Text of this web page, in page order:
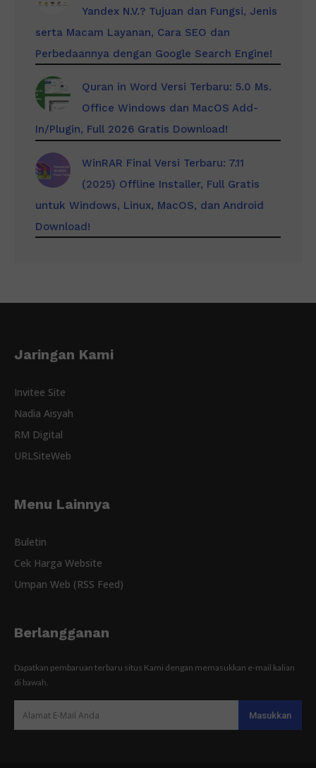
Yandex N.V.? Tujuan dan Fungsi, Jenis
serta Macam Layanan, Cara SEO dan
Perbedaannya dengan Google Search Engine!
Quran in Word Versi Terbaru: 5.0 Ms.
Office Windows dan MacOS Add-
In/Plugin, Full 2026 Gratis Download!
WinRAR Final Versi Terbaru: 7.11
(2025) Offline Installer, Full Gratis
untuk Windows, Linux, MacOS, dan Android
Download!
Jaringan Kami
Invitee Site
Nadia Aisyah
RM Digital
URLSiteWeb
Menu Lainnya
Buletin
Cek Harga Website
Umpan Web (RSS Feed)
Berlangganan
Dapatkan pembaruan terbaru situs Kami dengan memasukkan e-mail kalian
di bawah.